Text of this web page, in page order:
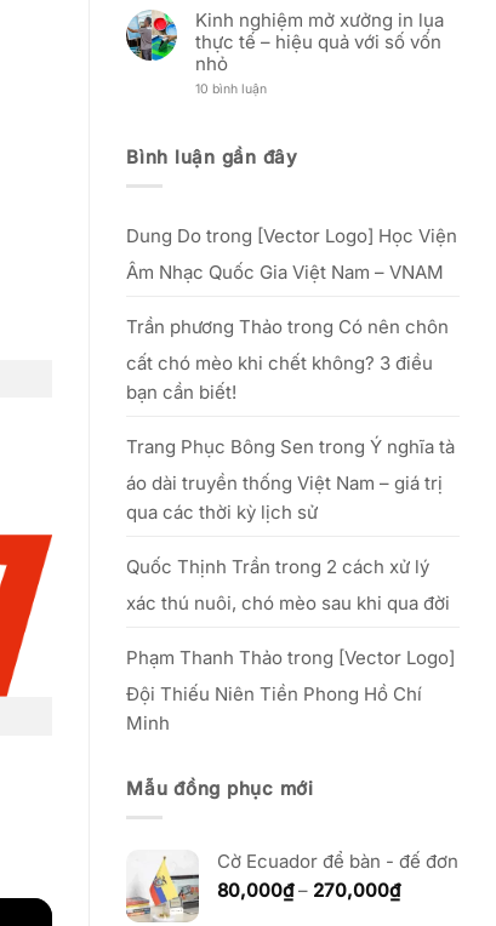
Doanh
Nghiệp
dịch
vụ
khách
hàng
nữ
Việt
Nam:
“Tôn
vinh
nét
–
từ
20/10/2025
ngành
may
(12/12
&
văn
Kinh nghiệm mở xưởng in lụa
thực tế – hiệu quả với số vốn
nhỏ
10 bình luậnở
xưởng
in
hiệu
quả
với
số
Bình luận gần đây
Dung Do trong [Vector Logo] Học Viện
Âm Nhạc Quốc Gia Việt Nam – VNAM
Trần phương Thảo trong Có nên chôn
cất chó mèo khi chết không? 3 điều
bạn cần biết!
Trang Phục Bông Sen trong Ý nghĩa tà
áo dài truyền thống Việt Nam – giá trị
qua các thời kỳ lịch sử
Quốc Thịnh Trần trong 2 cách xử lý
xác thú nuôi, chó mèo sau khi qua đời
Phạm Thanh Thảo trong [Vector Logo]
Đội Thiếu Niên Tiền Phong Hồ Chí
Minh
Mẫu đồng phục mới
Cờ Ecuador để bàn - đế đơn
80,000₫ – 270,000₫Khoảng